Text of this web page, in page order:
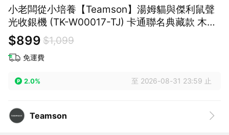
小老闆從小培養【Teamson】湯姆貓與傑利鼠聲
光收銀機 (TK-W00017-TJ) 卡通聯名典藏款 木質
玩具 兒童玩具 親子同樂 扮家家酒 益智遊戲 生日
禮物
$899 $1,099
免運費
2.0% 至 2026-08-31 23:59 止
Teamson